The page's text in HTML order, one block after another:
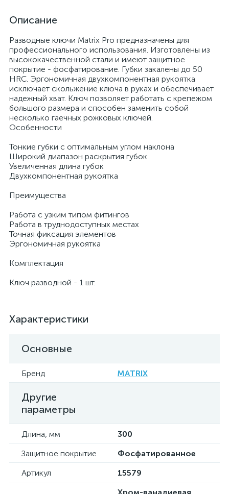
Описание
Разводные ключи Matrix Pro предназначены для
профессионального использования. Изготовлены из
высококачественной стали и имеют защитное
покрытие - фосфатирование. Губки закалены до 50
HRC. Эргономичная двухкомпонентная рукоятка
исключает скольжение ключа в руках и обеспечивает
надежный хват. Ключ позволяет работать с крепежом
большого размера и способен заменить собой
несколько гаечных рожковых ключей.
Особенности
Тонкие губки с оптимальным углом наклона
Широкий диапазон раскрытия губок
Увеличенная длина губок
Двухкомпонентная рукоятка
Преимущества
Работа с узким типом фитингов
Работа в труднодоступных местах
Точная фиксация элементов
Эргономичная рукоятка
Комплектация
Ключ разводной - 1 шт.
Характеристики
Основные
Бренд MATRIX
Другие
параметры
Длина, мм
300
Защитное покрытие
Фосфатированное
Артикул
15579